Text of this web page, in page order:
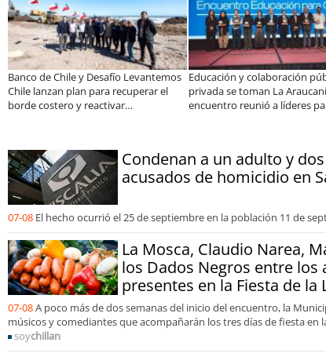
Banco de Chile y Desafío Levantemos
Chile lanzan plan para recuperar el
borde costero y reactivar
Educación y colaboración
privada se toman La
encuentro reunió a líderes
abordar las brechas y
Condenan a un adulto y
acusados de homicidio en
07-08 El hecho ocurrió el 25 de septiembre en la población 11 de
La Mosca, Claudio Narea,
los Dados Negros entre los
presentes en la Fiesta de la
07-08A poco más de dos semanas del inicio del encuentro, la
músicos y comediantes que acompañarán los tres días de fiesta en
soychillan